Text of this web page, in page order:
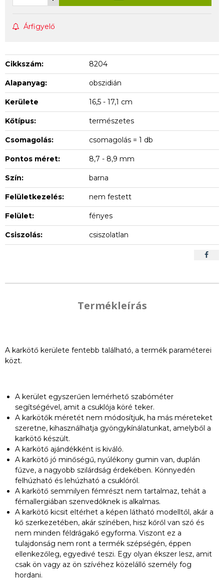
Árfigyelő
Cikkszám: 8204
Alapanyag: obszidián
Kerülete 16,5 - 17,1 cm
Kőtípus: természetes
Csomagolás: csomagolás = 1 db
Pontos méret: 8,7 - 8,9 mm
Szín: barna
Felületkezelés: nem festett
Felület: fényes
Csiszolás: csiszolatlan
Termékleírás
A karkötő kerülete fentebb található, a termék paraméterei
közt.
A kerület egyszerűen lemérhető szabóméter
segítségével, amit a csuklója köré teker.
A karkötők méretét nem módosítjuk, ha más méreteket
szeretne, kihasználhatja gyöngykínálatunkat, amelyből a
karkötő készült.
A karkötő ajándékként is kiváló.
A karkötő jó minőségű, nyúlékony gumin van, duplán
fűzve, a nagyobb szilárdság érdekében. Könnyedén
felhúzható és lehúzható a csuklóról.
A karkötő semmilyen fémrészt nem tartalmaz, tehát a
fémallergiában szenvedőknek is alkalmas.
A karkötő kicsit eltérhet a képen látható modelltől, akár a
kő szerkezetében, akár színében, hisz kőről van szó és
nem minden féldrágakő egyforma. Viszont ez a
tulajdonság nem ront a termék szépségén, éppen
ellenkezőleg, egyedivé teszi. Egy olyan ékszer lesz, amit
csak ön vagy az ön szívéhez közelálló személy fog
hordani.